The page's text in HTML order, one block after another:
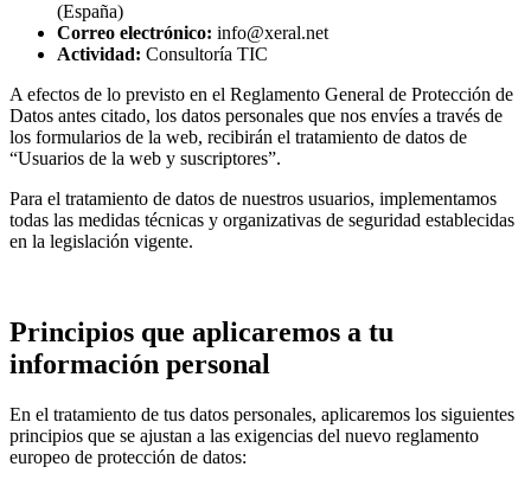
(España)
Correo electrónico: info@xeral.net
Actividad: Consultoría TIC
A efectos de lo previsto en el Reglamento General de Protección de
Datos antes citado, los datos personales que nos envíes a través de
los formularios de la web, recibirán el tratamiento de datos de
“Usuarios de la web y suscriptores”.
Para el tratamiento de datos de nuestros usuarios, implementamos
todas las medidas técnicas y organizativas de seguridad establecidas
en la legislación vigente.
Principios que aplicaremos a tu
información personal
En el tratamiento de tus datos personales, aplicaremos los siguientes
principios que se ajustan a las exigencias del nuevo reglamento
europeo de protección de datos: